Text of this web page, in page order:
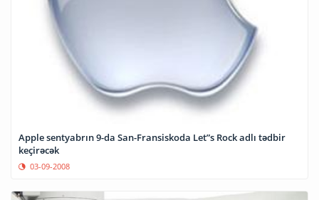
Apple sentyabrın 9-da San-Fransiskoda Let”s Rock adlı tədbir
keçirəcək
03-09-2008